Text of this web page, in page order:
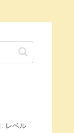
レベル